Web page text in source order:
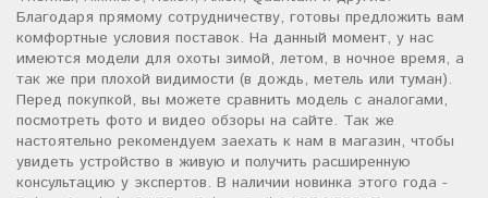
Благодаря прямому сотрудничеству, готовы предложить вам
комфортные условия поставок. На данный момент, у нас
имеются модели для охоты зимой, летом, в ночное время, а
так же при плохой видимости (в дождь, метель или туман).
Перед покупкой, вы можете сравнить модель с аналогами,
посмотреть фото и видео обзоры на сайте. Так же
настоятельно рекомендуем заехать к нам в магазин, чтобы
увидеть устройство в живую и получить расширенную
консультацию у экспертов. В наличии новинка этого года -